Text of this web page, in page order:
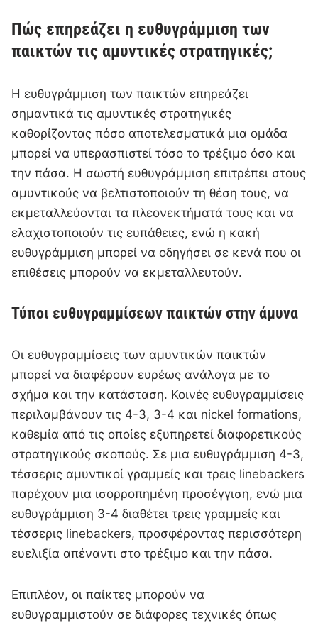
Πώς επηρεάζει η ευθυγράμμιση των
παικτών τις αμυντικές στρατηγικές;
Η ευθυγράμμιση των παικτών επηρεάζει
σημαντικά τις αμυντικές στρατηγικές
καθορίζοντας πόσο αποτελεσματικά μια ομάδα
μπορεί να υπερασπιστεί τόσο το τρέξιμο όσο και
την πάσα. Η σωστή ευθυγράμμιση επιτρέπει στους
αμυντικούς να βελτιστοποιούν τη θέση τους, να
εκμεταλλεύονται τα πλεονεκτήματά τους και να
ελαχιστοποιούν τις ευπάθειες, ενώ η κακή
ευθυγράμμιση μπορεί να οδηγήσει σε κενά που οι
επιθέσεις μπορούν να εκμεταλλευτούν.
Τύποι ευθυγραμμίσεων παικτών στην άμυνα
Οι ευθυγραμμίσεις των αμυντικών παικτών
μπορεί να διαφέρουν ευρέως ανάλογα με το
σχήμα και την κατάσταση. Κοινές ευθυγραμμίσεις
περιλαμβάνουν τις 4-3, 3-4 και nickel formations,
καθεμία από τις οποίες εξυπηρετεί διαφορετικούς
στρατηγικούς σκοπούς. Σε μια ευθυγράμμιση 4-3,
τέσσερις αμυντικοί γραμμείς και τρεις linebackers
παρέχουν μια ισορροπημένη προσέγγιση, ενώ μια
ευθυγράμμιση 3-4 διαθέτει τρεις γραμμείς και
τέσσερις linebackers, προσφέροντας περισσότερη
ευελιξία απέναντι στο τρέξιμο και την πάσα.
Επιπλέον, οι παίκτες μπορούν να
ευθυγραμμιστούν σε διάφορες τεχνικές όπως